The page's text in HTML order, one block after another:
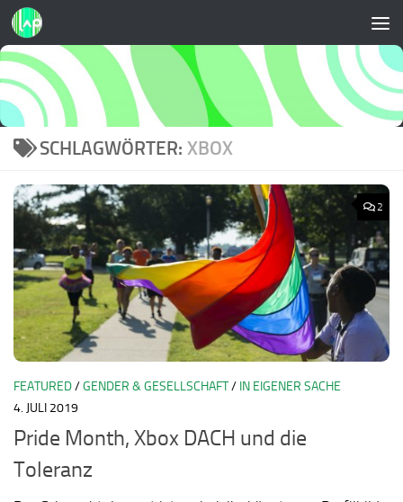
Zum Inhalt springen
SCHLAGWÖRTER: XBOX
2
FEATURED/GENDER & GESELLSCHAFT/ IN EIGENER SACHE
4. JULI 2019
Pride Month, Xbox DACH und die
Toleranz